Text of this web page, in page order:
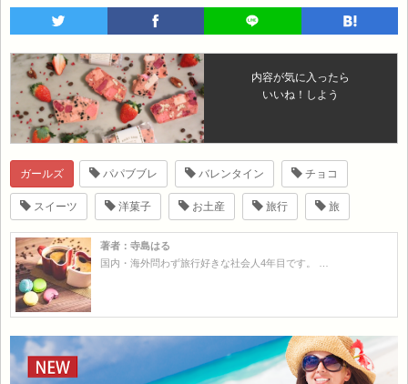
内容が気に入ったら
いいね！しよう
ガールズ パパブブレ バレンタイン チョコ
スイーツ 洋菓子 お土産 旅行 旅
著者：寺島はる
国内・海外問わず旅行好きな社会人4年目です。 …